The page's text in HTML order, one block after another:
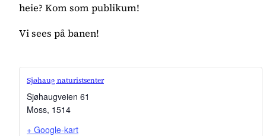
heie? Kom som publikum!
Vi sees på banen!
Sjøhaug naturistsenter
Sjøhaugveien 61
Moss, 1514
+ Google-kart